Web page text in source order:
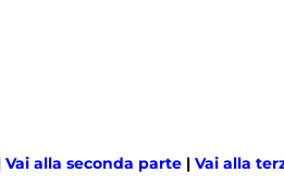
Vai alla seconda parte |Vai alla